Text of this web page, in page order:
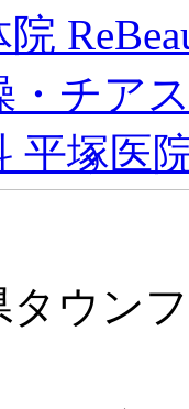
・チア
平塚医
タウン